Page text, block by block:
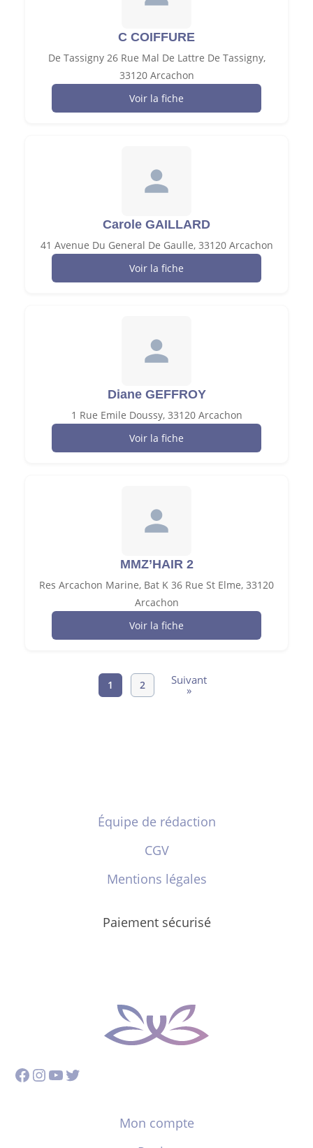
C COIFFURE
De Tassigny 26 Rue Mal De Lattre De Tassigny,
33120 Arcachon
Voir la fiche
Carole GAILLARD
41 Avenue Du General De Gaulle, 33120 Arcachon
Voir la fiche
Diane GEFFROY
1 Rue Emile Doussy, 33120 Arcachon
Voir la fiche
MMZ’HAIR 2
Res Arcachon Marine, Bat K 36 Rue St Elme, 33120
Arcachon
Voir la fiche
1 2 Suivant
»
Équipe de rédaction
CGV
Mentions légales
Paiement sécurisé
Facebook
Instagram
YouTube
Twitter
Mon compte